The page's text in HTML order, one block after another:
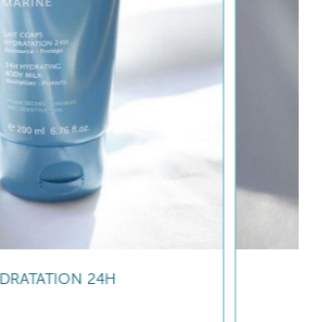
MAINS HAUTE NUTRITION